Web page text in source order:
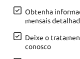
Obtenha
mensais
Deixe o
conosco